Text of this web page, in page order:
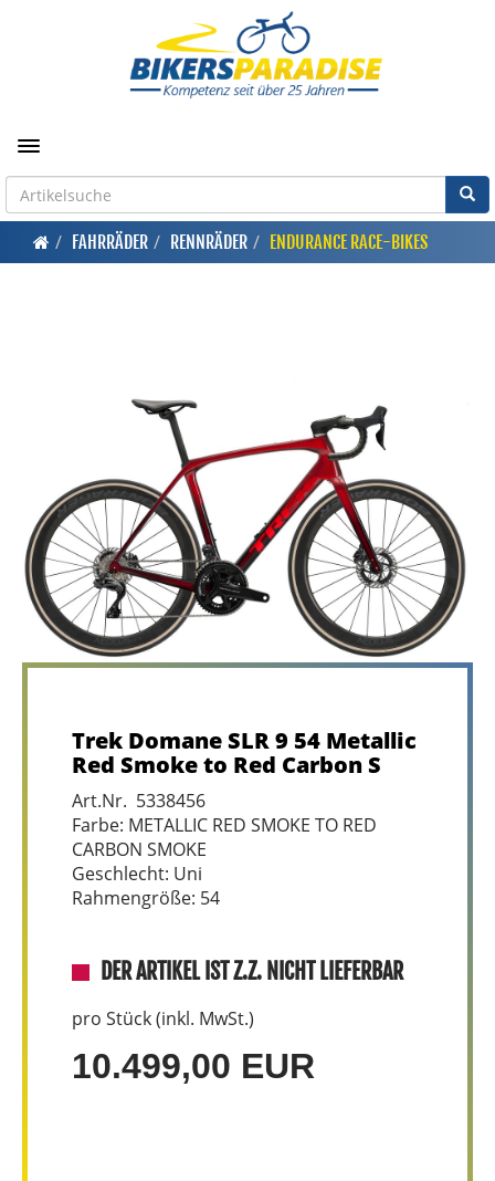
Toggle navigation
FAHRRÄDER RENNRÄDER ENDURANCE RACE-BIKES
Trek Domane SLR 9 54 Metallic
Red Smoke to Red Carbon S
Art.Nr. 5338456
Farbe: METALLIC RED SMOKE TO RED
CARBON SMOKE
Geschlecht: Uni
Rahmengröße: 54
DER ARTIKEL IST Z.Z. NICHT LIEFERBAR
pro Stück (inkl. MwSt.)
10.499,00 EUR